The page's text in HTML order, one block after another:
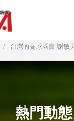
/
台灣的高球國寶 謝敏
熱門動態